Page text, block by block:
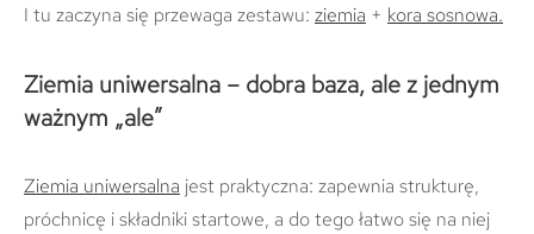
I tu zaczyna się przewaga zestawu: ziemia + kora sosnowa.
Ziemia uniwersalna – dobra baza, ale z jednym
ważnym „ale”
Ziemia uniwersalna jest praktyczna: zapewnia strukturę,
próchnicę i składniki startowe, a do tego łatwo się na niej